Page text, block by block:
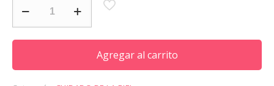
HUT
VANILLA
Agregar al carrito